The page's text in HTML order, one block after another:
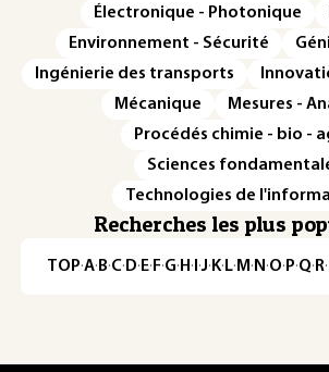
Électronique - Photonique
Environnement - Sécurité
Ingénierie des transports
Mécanique
Mesures -
Procédés chimie - bio -
Sciences
Technologies de
Recherches les plus
TOP·A·B·C· D· E· F·G· H · ·J· K· L· M · N ·O· P·Q· R·